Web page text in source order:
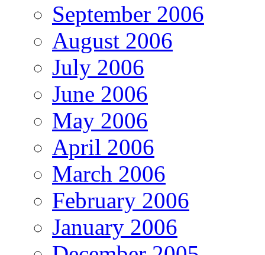
September 2006
August 2006
July 2006
June 2006
May 2006
April 2006
March 2006
February 2006
January 2006